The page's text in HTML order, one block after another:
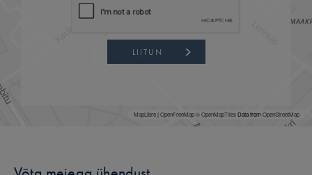
MapLibre|OpenFreeMap© OpenMapTilesData from OpenStreetMap
LIITUN